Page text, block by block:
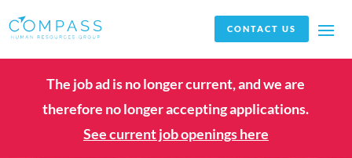
CONTACT US
The job ad is no longer current, and we are
therefore no longer accepting applications.
See current job openings here